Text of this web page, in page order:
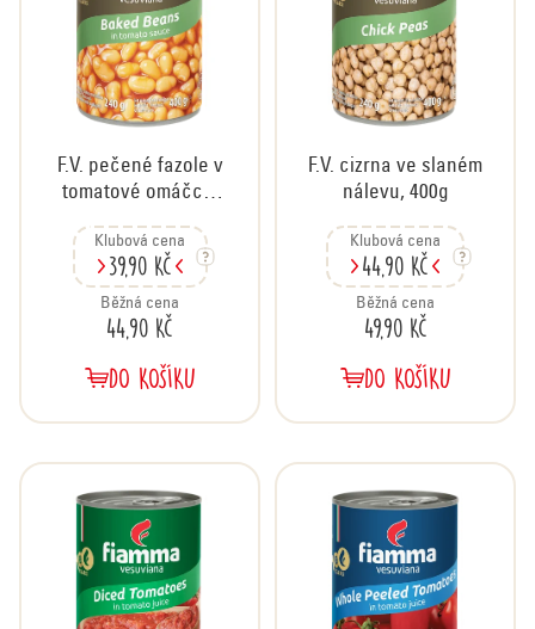
F.V. pečené fazole v
tomatové omáčce,
Klubová cena
39,90 Kč
Běžná cena
44,90 Kč
DO KOŠÍKU
F.V. cizrna ve slaném
nálevu, 400g
Klubová cena
44,90 Kč
Běžná cena
49,90 Kč
DO KOŠÍKU